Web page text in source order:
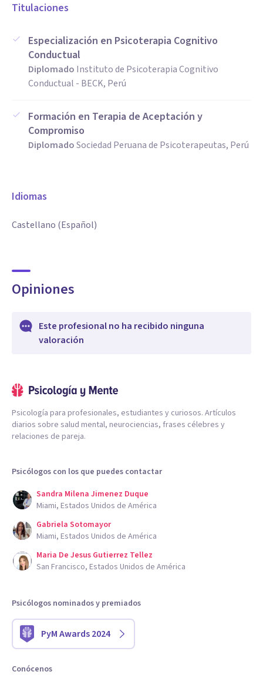
Titulaciones
Especialización en Psicoterapia Cognitivo
Conductual
Diplomado Instituto de Psicoterapia Cognitivo
Conductual - BECK, Perú
Formación en Terapia de Aceptación y
Compromiso
DiplomadoSociedad Peruana de Psicoterapeutas, Perú
Idiomas
Castellano (Español)
Opiniones
Este profesional no ha recibido ninguna
valoración
Psicología para profesionales, estudiantes y curiosos. Artículos
diarios sobre salud mental, neurociencias, frases célebres y
relaciones de pareja.
Psicólogos con los que puedes contactar
Sandra Milena Jimenez Duque
Miami, Estados Unidos de América
Gabriela Sotomayor
Miami, Estados Unidos de América
Maria De Jesus Gutierrez Tellez
San Francisco, Estados Unidos de América
Psicólogos nominados y premiados
PyM Awards 2024
Conócenos